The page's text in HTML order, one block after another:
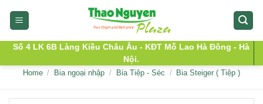
Số 4 LK 6B Làng Kiều Châu Âu - KĐT Mỗ Lao Hà Đông - Hà
Nội.
Home / Bia ngoại nhập / Bia Tiệp - Séc / Bia Steiger ( Tiệp )